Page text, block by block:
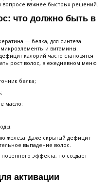
вопросе важнее быстрых решений.
что должно быть в
— белка, для синтеза
и витамины.
калорий часто становятся
рост волос, в ежедневном меню
белка;
масло;
железа. Даже скрытый дефицит
выпадение волос.
эффекта, но создает
активации